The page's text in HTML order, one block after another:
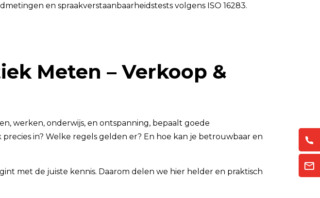
en spraakverstaanbaarheidstests volgens ISO 16283.
Meten – Verkoop &
werken, onderwijs, en ontspanning, bepaalt goede
in? Welke regels gelden er? En hoe kan je betrouwbaar en
met de juiste kennis. Daarom delen we hier helder en praktisch